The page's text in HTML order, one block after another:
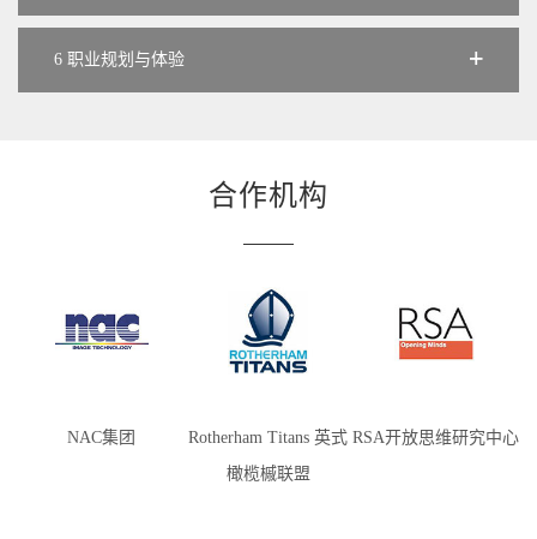
6 职业规划与体验
合作机构
NAC集团
Rotherham Titans 英式
橄榄槭联盟
RSA开放思维研究中心